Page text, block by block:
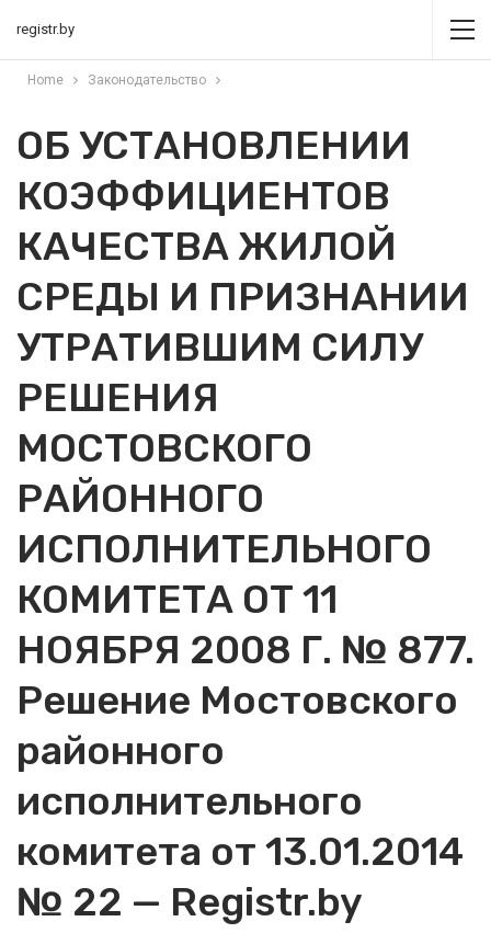
registr.by
Home Законодательство
ОБ УСТАНОВЛЕНИИ
КОЭФФИЦИЕНТОВ
КАЧЕСТВА ЖИЛОЙ
СРЕДЫ И ПРИЗНАНИИ
УТРАТИВШИМ СИЛУ
РЕШЕНИЯ
МОСТОВСКОГО
РАЙОННОГО
ИСПОЛНИТЕЛЬНОГО
КОМИТЕТА ОТ 11
НОЯБРЯ 2008 Г. № 877.
Решение Мостовского
районного
исполнительного
комитета от 13.01.2014
№ 22 — Registr.by